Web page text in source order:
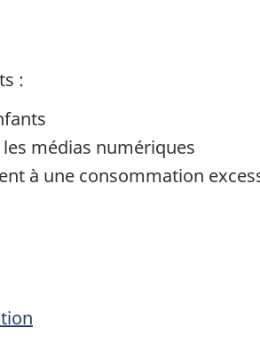
:
médias numériques
à une consommation